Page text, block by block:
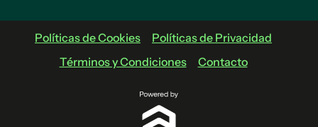
Políticas de Cookies
Políticas de Privacidad
Términos y Condiciones
Contacto